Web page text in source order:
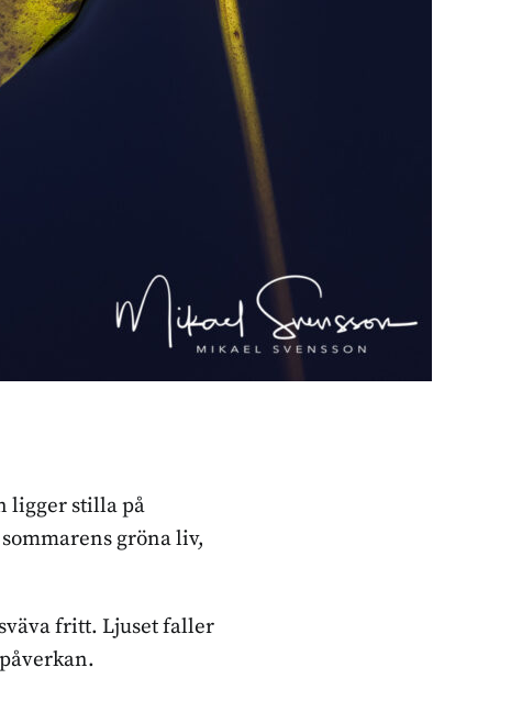
ligger stilla på
gröna liv,
fritt. Ljuset faller